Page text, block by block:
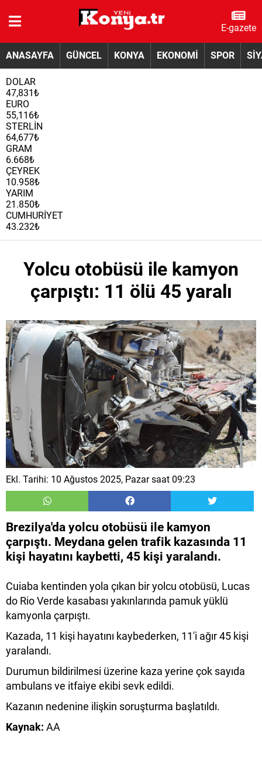
E-gazete
ANASAYFA GÜNCEL KONYA EKONOMİ SPOR
DOLAR
47,831₺
EURO
55,116₺
STERLİN
64,677₺
GRAM
6.668₺
ÇEYREK
10.958₺
YARIM
21.850₺
CUMHURİYET
43.232₺
Yolcu otobüsü ile kamyon
çarpıştı: 11 ölü 45 yaralı
Ekl. Tarihi: 10 Ağustos 2025, Pazar saat 09:23
Brezilya'da yolcu otobüsü ile kamyon
çarpıştı. Meydana gelen trafik kazasında 11
kişi hayatını kaybetti, 45 kişi yaralandı.
Cuiaba kentinden yola çıkan bir yolcu otobüsü, Lucas
do Rio Verde kasabası yakınlarında pamuk yüklü
kamyonla çarpıştı.
Kazada, 11 kişi hayatını kaybederken, 11'i ağır 45 kişi
yaralandı.
Durumun bildirilmesi üzerine kaza yerine çok sayıda
ambulans ve itfaiye ekibi sevk edildi.
Kazanın nedenine ilişkin soruşturma başlatıldı.
Kaynak: AA